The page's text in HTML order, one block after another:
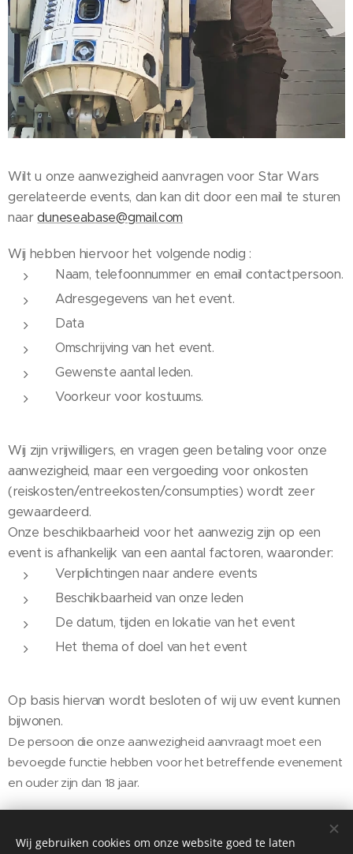
Wilt u onze aanwezigheid aanvragen voor Star Wars
gerelateerde events, dan kan dit door een mail te sturen
naarduneseabase@gmail.com
Wij hebben hiervoor het volgende nodig :
Naam, telefoonnummer en email contactpersoon.
Adresgegevens van het event.
Data
Omschrijving van het event.
Gewenste aantal leden.
Voorkeur voor kostuums.
Wij zijn vrijwilligers, en vragen geen betaling voor onze
aanwezigheid, maar een vergoeding voor onkosten
(reiskosten/entreekosten/consumpties) wordt zeer
gewaardeerd.
Onze beschikbaarheid voor het aanwezig zijn op een
event is afhankelijk van een aantal factoren, waaronder:
Verplichtingen naar andere events
Beschikbaarheid van onze leden
De datum, tijden en lokatie van het event
Het thema of doel van het event
Op basis hiervan wordt besloten of wij uw event kunnen
bijwonen.
De persoon die onze aanwezigheid aanvraagt moet een
bevoegde functie hebben voor het betreffende evenement
en ouder zijn dan 18 jaar.
Wij gebruiken cookies om onze website goed te laten